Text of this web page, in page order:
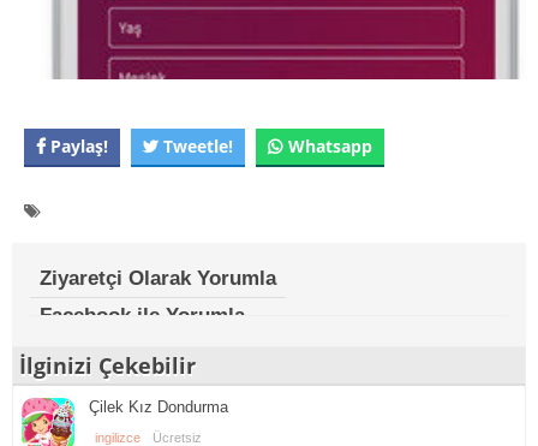
Paylaş! Tweetle! Whatsapp
Ziyaretçi Olarak Yorumla
Facebook ile Yorumla
İlginizi Çekebilir
Çilek Kız Dondurma
ingilizce Ücretsiz